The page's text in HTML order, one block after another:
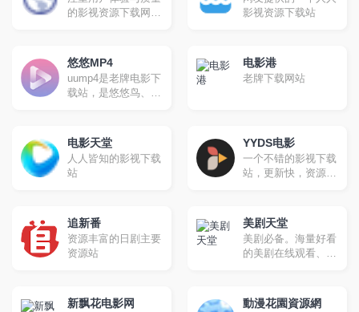
的影视资源下载网
电影种子资源
影视资源下载站
悠悠MP4
uump4是老牌电影下
载站，是悠悠鸟、久
电影港
老牌下载网站
电影天堂
人人皆知的影视下载
站
YYDS电影
一个不错的影视下载
站，更新快，资源
追新番
资源丰富的日剧主要
资源站
美剧天堂
美剧必备。海量好看
的美剧在线观看、最
新飘花电影网 動漫花園資源網